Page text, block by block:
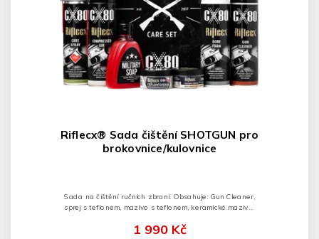
Riflecx® Sada čištění SHOTGUN pro
brokovnice/kulovnice
1 990 Kč
Sada na čištění ručních zbraní. Obsahuje: Gun Cleaner,
sprej s teflonem, mazivo s teflonem, keramické mazivo,